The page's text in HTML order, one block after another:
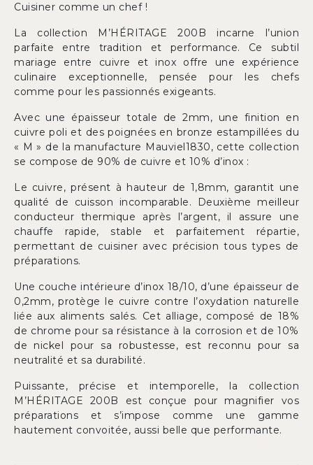
Cuisiner comme un chef !
La collection M’HÉRITAGE 200B incarne l’union
parfaite entre tradition et performance. Ce subtil
mariage entre cuivre et inox offre une expérience
culinaire exceptionnelle, pensée pour les chefs
comme pour les passionnés exigeants.
Avec une épaisseur totale de 2mm, une finition en
cuivre poli et des poignées en bronze estampillées du
« M » de la manufacture Mauviel1830, cette collection
se compose de 90% de cuivre et 10% d’inox :
Le cuivre, présent à hauteur de 1,8mm, garantit une
qualité de cuisson incomparable. Deuxième meilleur
conducteur thermique après l’argent, il assure une
chauffe rapide, stable et parfaitement répartie,
permettant de cuisiner avec précision tous types de
préparations.
Une couche intérieure d’inox 18/10, d’une épaisseur de
0,2mm, protège le cuivre contre l’oxydation naturelle
liée aux aliments salés. Cet alliage, composé de 18%
de chrome pour sa résistance à la corrosion et de 10%
de nickel pour sa robustesse, est reconnu pour sa
neutralité et sa durabilité.
Puissante, précise et intemporelle, la collection
M’HÉRITAGE 200B est conçue pour magnifier vos
préparations et s’impose comme une gamme
hautement convoitée, aussi belle que performante.